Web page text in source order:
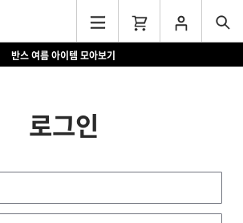
반스 여름 아이템 모아보기
로그인